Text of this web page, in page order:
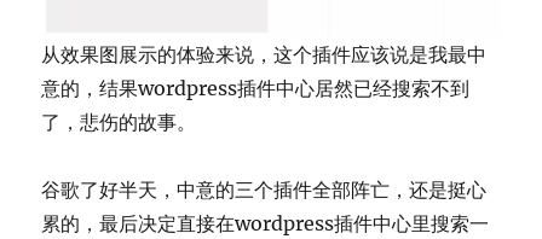
从效果图展示的体验来说，这个插件应该说是我最中
意的，结果wordpress插件中心居然已经搜索不到
了，悲伤的故事。
谷歌了好半天，中意的三个插件全部阵亡，还是挺心
累的，最后决定直接在wordpress插件中心里搜索一